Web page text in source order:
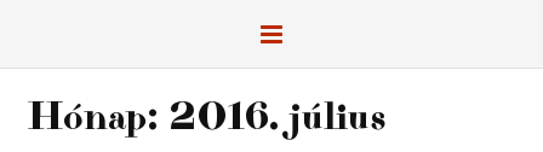
Hónap: 2016. július